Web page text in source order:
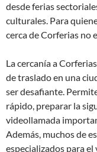
desde ferias
culturales. Para
cerca de Corferias no
La cercanía a
de traslado en una
ser desafiante.
rápido, preparar la
videollamada
Además, muchos de
especializados para el